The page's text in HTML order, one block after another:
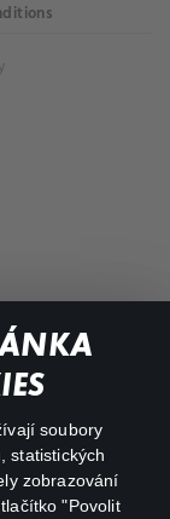
soubory
statistických
zobrazování
"Povolit